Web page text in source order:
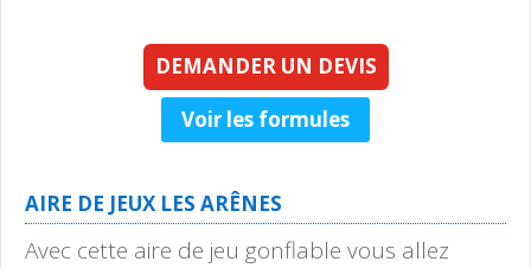
DEMANDER UN DEVIS
Voir les formules
AIRE DE JEUX LES ARÊNES
Avec cette aire de jeu gonflable vous allez